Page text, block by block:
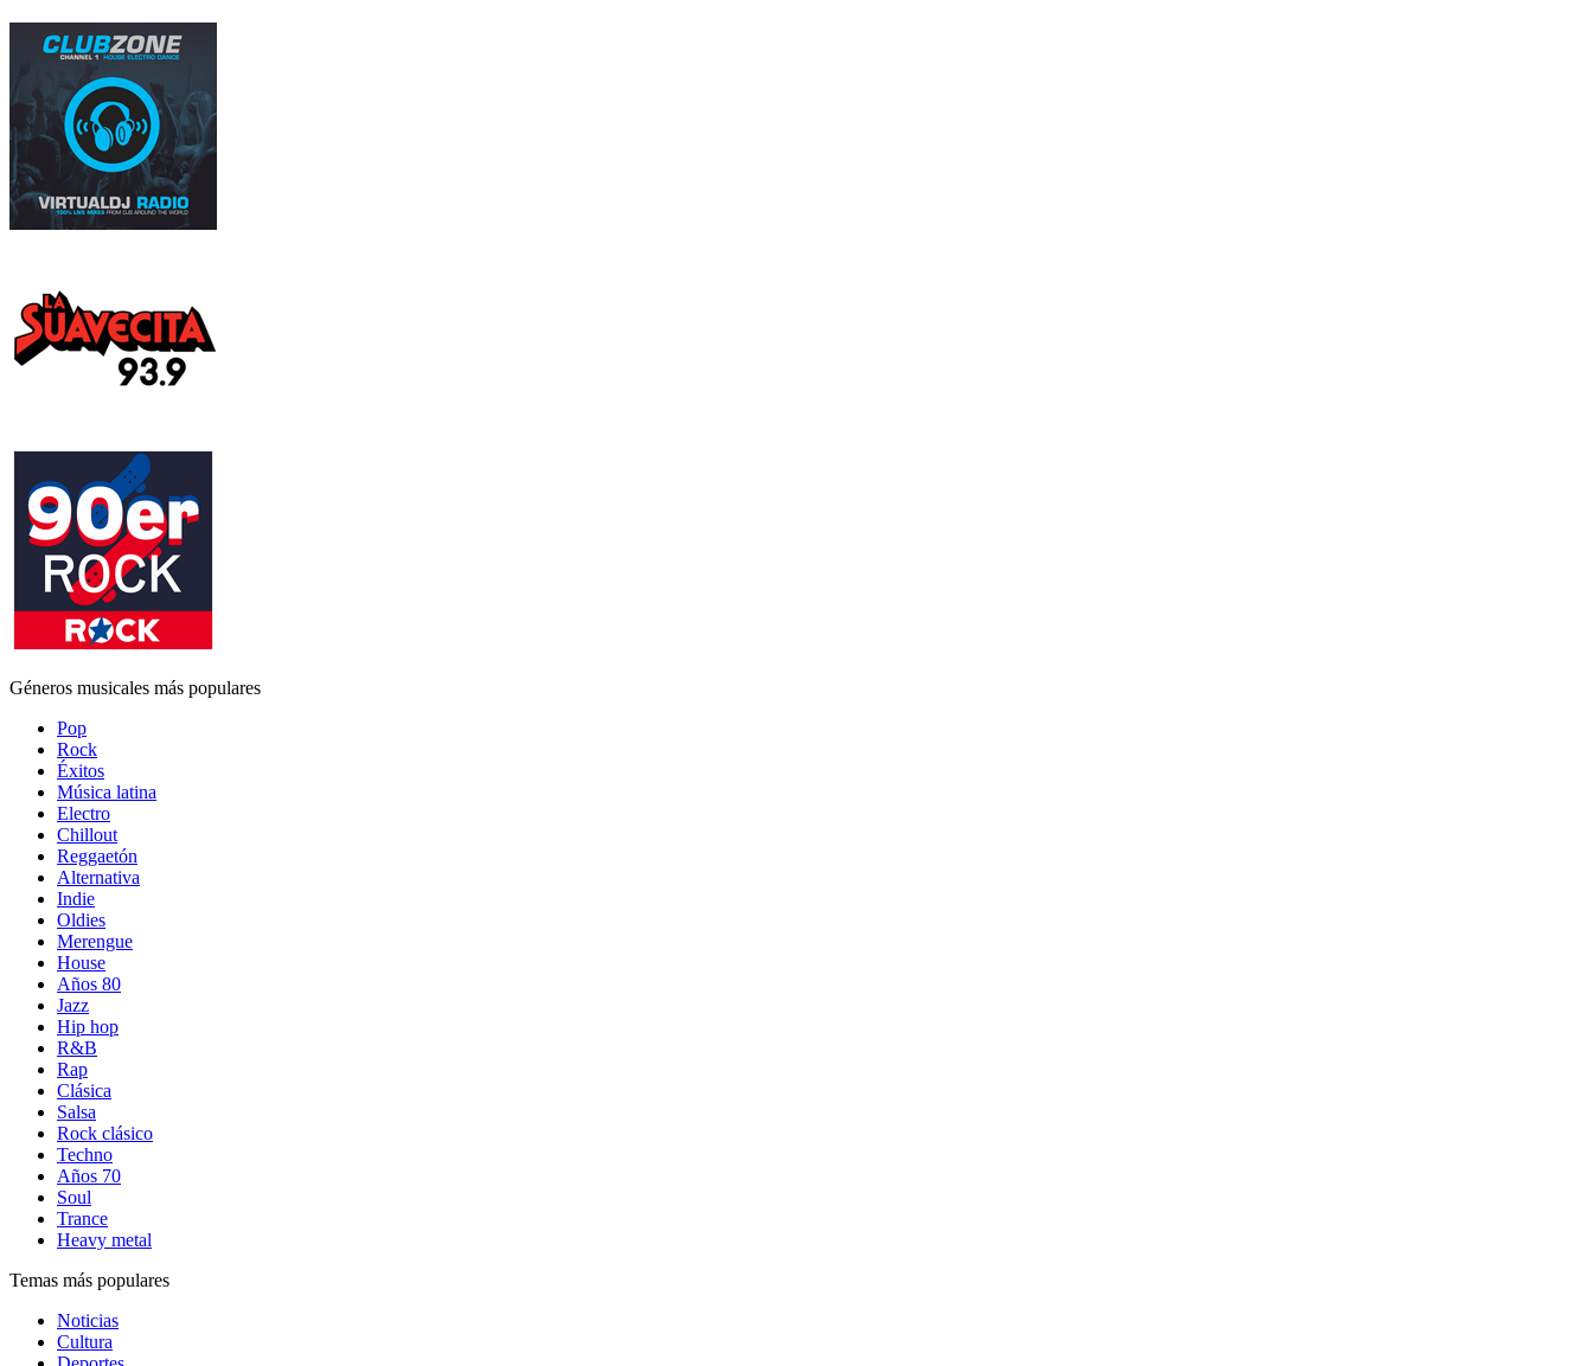
Géneros musicales más populares
Pop
Rock
Éxitos
Música latina
Electro
Chillout
Reggaetón
Alternativa
Indie
Oldies
Merengue
House
Años 80
Jazz
Hip hop
R&B
Rap
Clásica
Salsa
Rock clásico
Techno
Años 70
Soul
Trance
Heavy metal
Temas más populares
Noticias
Cultura